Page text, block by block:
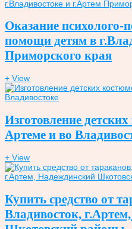
Оказание психолого-
помощи детям в
Приморского края
+ View
Изготовление
Артеме и во
+ View
Купить средство от
Владивосток,